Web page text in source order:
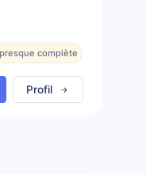
complète
Profil